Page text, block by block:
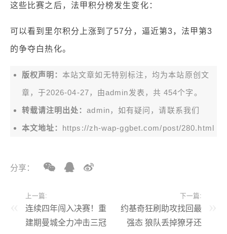
这些比赛之后，法甲积分榜发生变化：
可以看到里尔积分上涨到了57分，逼近第3，法甲第3
的争夺白热化。
版权声明： 本站文章如无特别标注，均为本站原创文
章，于2026-04-27，由admin发表，共 454个字。
转载请注明出处：admin，如有疑问，请联系我们
本文地址： https://zh-wap-ggbet.com/post/280.html
分享：
上一篇:
连续四年闯入决赛！重
建期曼城全力冲击三冠
下一篇:
约基奇狂刷助攻找回最
强态 狼队丢掉獠牙还